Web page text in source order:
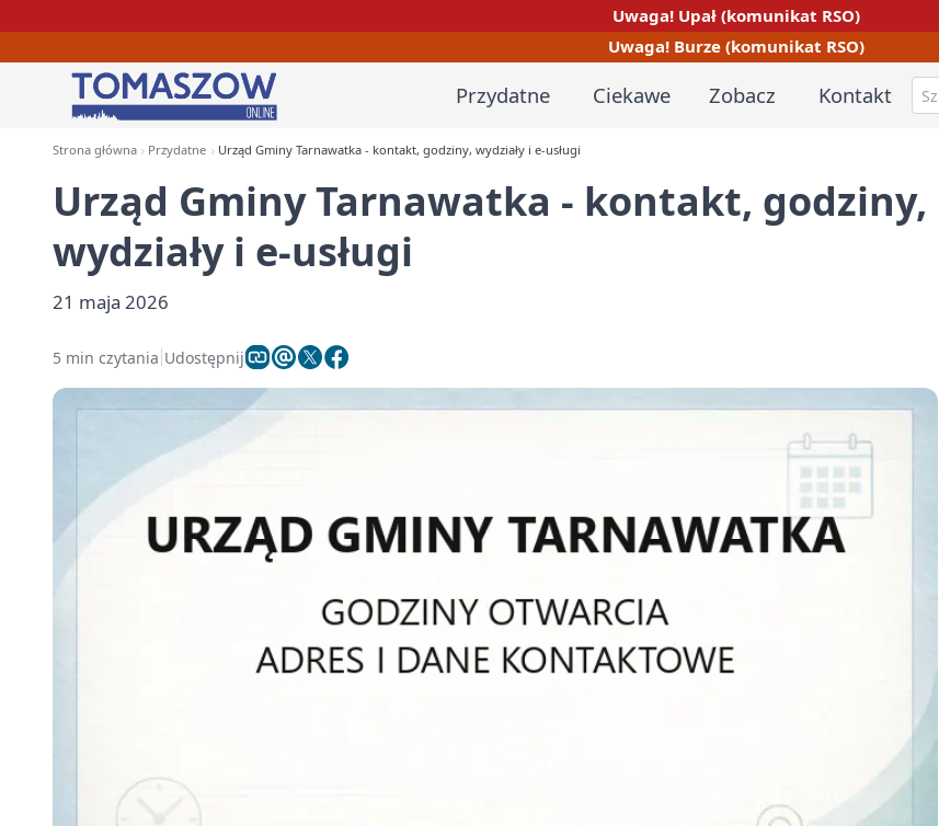
Uwaga! Upał (komunikat RSO)
Uwaga! Burze (komunikat RSO)
Przydatne Ciekawe Zobacz Kontakt
Strona główna Przydatne Urząd Gminy Tarnawatka - kontakt, godziny, wydziały i e-usługi
Urząd Gminy Tarnawatka - kontakt, godziny,
wydziały i e-usługi
21 maja 2026
5 min czytania Udostępnij